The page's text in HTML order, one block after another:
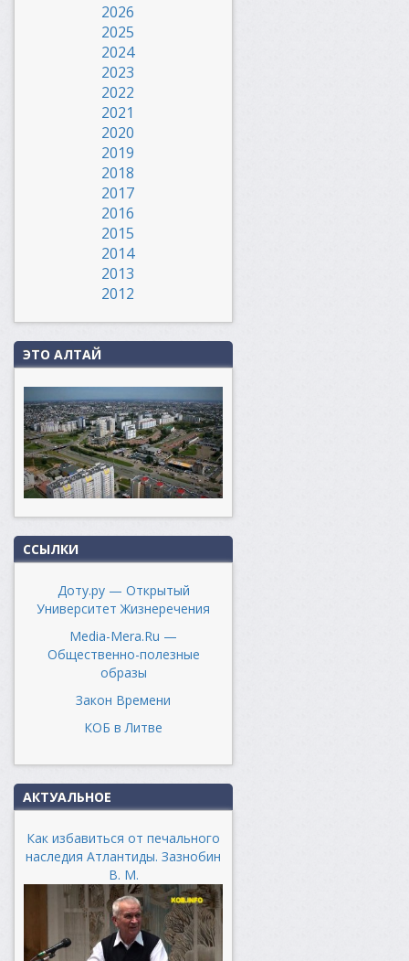
2026
2025
2024
2023
2022
2021
2020
2019
2018
2017
2016
2015
2014
2013
2012
ЭТО АЛТАЙ
ССЫЛКИ
Доту.ру — Открытый
Университет Жизнеречения
Media-Mera.Ru —
Общественно-полезные
образы
Закон Времени
КОБ в Литве
АКТУАЛЬНОЕ
Как избавиться от печального
наследия Атлантиды. Зазнобин
В. М.